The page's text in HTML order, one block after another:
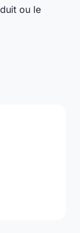
ou le